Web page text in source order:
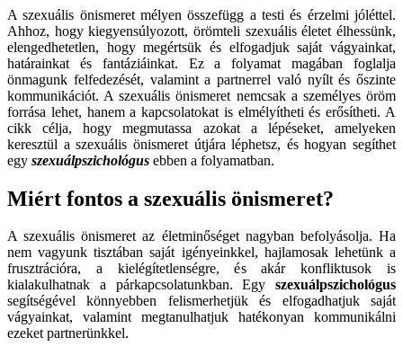
A szexuális önismeret mélyen összefügg a testi és érzelmi jóléttel.
Ahhoz, hogy kiegyensúlyozott, örömteli szexuális életet élhessünk,
elengedhetetlen, hogy megértsük és elfogadjuk saját vágyainkat,
határainkat és fantáziáinkat. Ez a folyamat magában foglalja
önmagunk felfedezését, valamint a partnerrel való nyílt és őszinte
kommunikációt. A szexuális önismeret nemcsak a személyes öröm
forrása lehet, hanem a kapcsolatokat is elmélyítheti és erősítheti. A
cikk célja, hogy megmutassa azokat a lépéseket, amelyeken
keresztül a szexuális önismeret útjára léphetsz, és hogyan segíthet
egy szexuálpszichológus ebben a folyamatban.
Miért fontos a szexuális önismeret?
A szexuális önismeret az életminőséget nagyban befolyásolja. Ha
nem vagyunk tisztában saját igényeinkkel, hajlamosak lehetünk a
frusztrációra, a kielégítetlenségre, és akár konfliktusok is
kialakulhatnak a párkapcsolatunkban. Egy szexuálpszichológus
segítségével könnyebben felismerhetjük és elfogadhatjuk saját
vágyainkat, valamint megtanulhatjuk hatékonyan kommunikálni
ezeket partnerünkkel.